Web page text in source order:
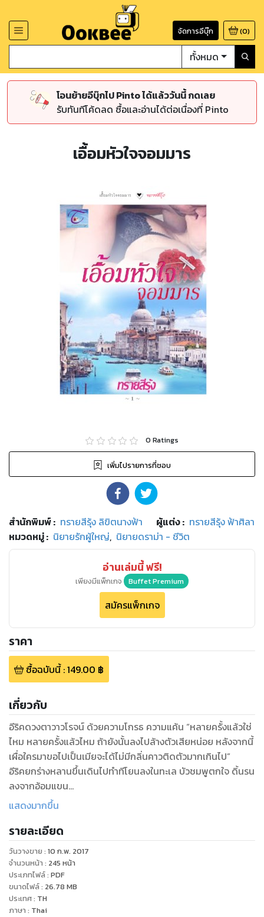
จัดการอีบุ๊ก (0)
ทั้งหมด
โอนย้ายอีบุ๊กไป Pinto ได้แล้ววันนี้ กดเลย
รับทันทีโค้ดลด ซื้อและอ่านได้ต่อเนื่องที่ Pinto
เอื้อมหัวใจจอมมาร
0 Ratings
เพิ่มไปรายการที่ชอบ
สำนักพิมพ์: ทรายสีรุ้ง ลิขิตนางฟ้า ผู้แต่ง : ทรายสีรุ้ง ฟ้าศิลา
หมวดหมู่: นิยายรักผู้ใหญ่, นิยายดราม่า - ชีวิต
อ่านเล่มนี้ ฟรี!
เพียงมีแพ็กเกจ Buffet Premium
สมัครแพ็กเกจ
ราคา
ซื้อฉบับนี้:149.00 ฿
เกี่ยวกับ
อีริคดวงตาวาวโรจน์ ด้วยความโกรธ ความแค้น “หลายครั้งแล้วใช่
ไหม หลายครั้งแล้วไหม ถ้ายังนั้นลงไปล้างตัวเสียหน่อย หลังจากนี้
เผื่อใครมาขอไปเป็นเมียจะได้ไม่มีกลิ่นคาวติดตัวมากเกินไป”
อีริคยกร่างหลานขึ้นเดินไปทำทีโยนลงในทะเล บัวชมพูตกใจ ดิ้นรน
ลงจากอ้อมแขน
“อา อย่านะ อย่านะ”
ลงไป” อีริคตั้งท่าโยน
“คนใจร้าย ปล่อย”
“ปากดีลงไป” อีริคตั้งท่าโยนอีกครั้ง
“กรี๊ดดด….อาริทขา บัวโกหก บัวไม่มีอะไรกับเขา” สาวน้อยสารภาพ
แสดงมากขึ้น
รายละเอียด
วันวางขาย : 10 ก.พ. 2017
จำนวนหน้า : 245 หน้า
ประเภทไฟล์: PDF
ขนาดไฟล์: 26.78 MB
ประเทศ: TH
ภาษา : Thai